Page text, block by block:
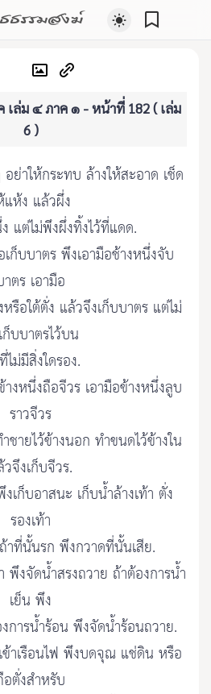
ธรรมสงฆ์
เล่ม ๔ ภาค ๑ - หน้าที่ 182 ( เล่ม
6 )
ย่าให้กระทบ ล้างให้สะอาด เช็ด
แห้ง แล้วผึ่ง
แต่ไม่พึงผึ่งทิ้งไว้ที่แดด.
ก็บบาตร พึงเอามือช้างหนึ่งจับ
ตร เอามือ
รือใต้ตั่ง แล้วจึงเก็บบาตร แต่ไม่
บบาตรไว้บน
ม่มีสิ่งใดรอง.
างหนึ่งถือจีวร เอามือข้างหนึ่งลูบ
ราวจีวร
ชายไว้ข้างนอก ทำขนดไว้ข้างใน
จึงเก็บจีวร.
เก็บอาสนะ เก็บน้ำล้างเท้า ตั่ง
รองเท้า
าที่นั้นรก พึงกวาดที่นั้นเสีย.
พึงจัดน้ำสรงถวาย ถ้าต้องการน้ำ
เย็น พึง
การน้ำร้อน พึงจัดน้ำร้อนถวาย.
ข้าเรือนไฟ พึงบดจุณ แช่ดิน หรือ
ตั่งสำหรับ